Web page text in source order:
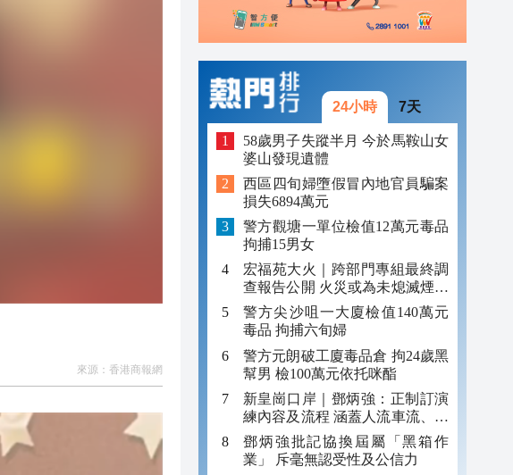
來源： 香港商報網
24小時 7天
58歲男子失蹤半月 今於馬鞍山女
婆山發現遺體
西區四旬婦墮假冒內地官員騙案
損失6894萬元
警方觀塘一單位檢值12萬元毒品
拘捕15男女
宏福苑大火｜跨部門專組最終調
查報告公開 火災或為未熄滅煙頭
引發
警方尖沙咀一大廈檢值140萬元
毒品 拘捕六旬婦
警方元朗破工廈毒品倉 拘24歲黑
幫男 檢100萬元依托咪酯
新皇崗口岸｜鄧炳強：正制訂演
練內容及流程 涵蓋人流車流、緊
急應變等
鄧炳強批記協換屆屬「黑箱作
業」 斥毫無認受性及公信力